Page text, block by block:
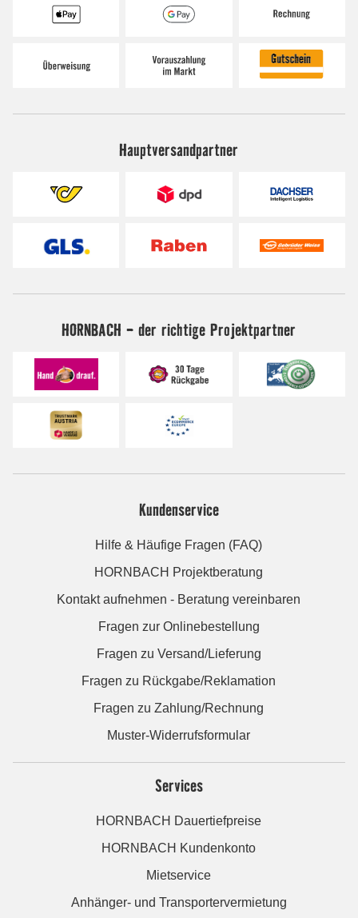
Hauptversandpartner
HORNBACH - der richtige Projektpartner
Kundenservice
Hilfe & Häufige Fragen (FAQ)
HORNBACH Projektberatung
Kontakt aufnehmen - Beratung vereinbaren
Fragen zur Onlinebestellung
Fragen zu Versand/Lieferung
Fragen zu Rückgabe/Reklamation
Fragen zu Zahlung/Rechnung
Muster-Widerrufsformular
Services
HORNBACH Dauertiefpreise
HORNBACH Kundenkonto
Mietservice
Anhänger- und Transportervermietung